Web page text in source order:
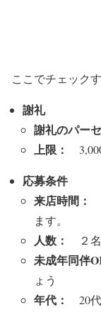
ここでチェック
謝礼
謝礼のパー
上限：
応募条件
来店時間：
ます。
人数： ２
未成年同伴
ょう
年代： 20